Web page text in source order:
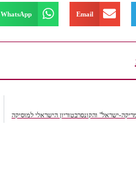
Email
WhatsApp
ישראל" והקונסרבטוריון הישראלי למוסיקה